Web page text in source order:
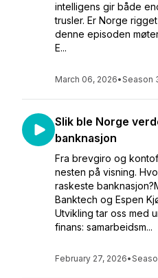
intelligens gir både
trusler. Er Norge
denne episoden
E...
March 06, 2026•Season
Slik ble Norge
banknasjon
Fra brevgiro og
nesten på visning.
raskeste
Banktech og Espen
Utvikling tar oss med
finans: samarbeidsm...
February 27, 2026•